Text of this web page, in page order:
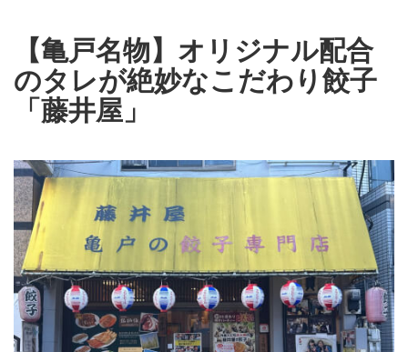
【亀戸名物】オリジナル配合
のタレが絶妙なこだわり餃子
「藤井屋」